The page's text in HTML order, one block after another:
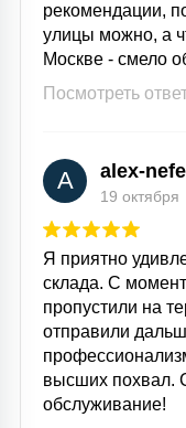
рекомендации,
улицы можно, а
Москве - смело
Посмотреть
A alex-
19 октября
Я приятно
склада. С
пропустили на
отправили
высших похвал.
обслуживание!